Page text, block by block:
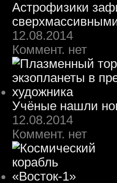
Астрофизики
12.08.2014
Коммент. нет
Учёные нашли
12.08.2014
Коммент. нет